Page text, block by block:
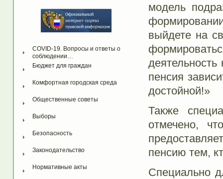
COVID-19. Вопросы и ответы о
соблюдении…
Бюджет для граждан
Комфортная городская среда
Общественные советы
Выборы
Безопасность
Законодательство
Нормативные акты
модель
выйдете на
пенсия
достойной!»
Также
отмечено,
пенсию тем,
Специально